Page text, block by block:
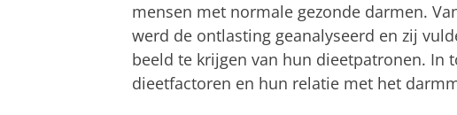
mensen met normale gezonde darmen.
werd de ontlasting geanalyseerd en zij
beeld te krijgen van hun dieetpatronen. In
dieetfactoren en hun relatie met het